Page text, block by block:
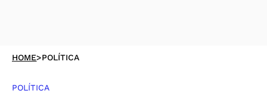
HOME>POLÍTICA
POLÍTICA